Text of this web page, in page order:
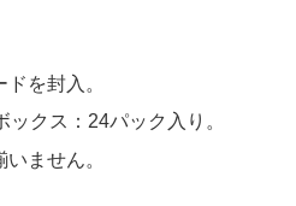
を封入。
クス：24パック入り。
ません。